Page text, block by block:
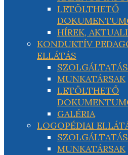
LETÖLTHETŐ
HÍREK,
KONDUKTÍV
ELLÁTÁS
MUNKATÁRSAK
LETÖLTHETŐ
GALÉRIA
LOGOPÉDIAI
MUNKATÁRSAK